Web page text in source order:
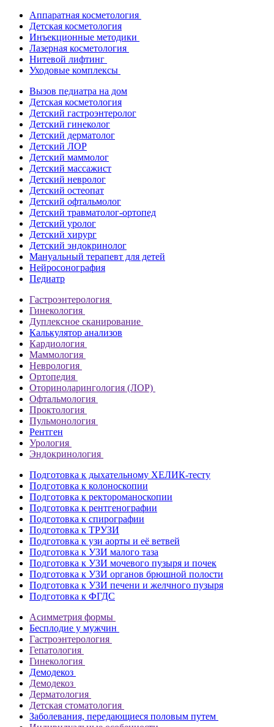
Аппаратная косметология
Детская косметология
Инъекционные методики
Лазерная косметология
Нитевой лифтинг
Уходовые комплексы
Вызов педиатра на дом
Детская косметология
Детский гастроэнтеролог
Детский гинеколог
Детский дерматолог
Детский ЛОР
Детский маммолог
Детский массажист
Детский невролог
Детский остеопат
Детский офтальмолог
Детский травматолог-ортопед
Детский уролог
Детский хирург
Детский эндокринолог
Мануальный терапевт для детей
Нейросонография
Педиатр
Гастроэнтерология
Гинекология
Дуплексное сканирование
Калькулятор анализов
Кардиология
Маммология
Неврология
Ортопедия
Оториноларингология (ЛОР)
Офтальмология
Проктология
Пульмонология
Рентген
Урология
Эндокринология
Подготовка к дыхательному ХЕЛИК-тесту
Подготовка к колоноскопии
Подготовка к ректороманоскопии
Подготовка к рентгенографии
Подготовка к спирографии
Подготовка к ТРУЗИ
Подготовка к узи аорты и её ветвей
Подготовка к УЗИ малого таза
Подготовка к УЗИ мочевого пузыря и почек
Подготовка к УЗИ органов брюшной полости
Подготовка к УЗИ печени и желчного пузыря
Подготовка к ФГДС
Асимметрия формы
Бесплодие у мужчин
Гастроэнтерология
Гепатология
Гинекология
Демодекоз
Демодекоз
Дерматология
Детская стоматология
Заболевания, передающиеся половым путем